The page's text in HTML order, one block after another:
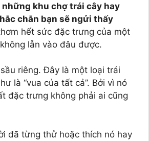
khu chợ trái cây hay
chắn bạn sẽ ngửi thấy
hết sức đặc trưng của một
lẫn vào đâu được.
riêng. Đây là một loại trái
là “vua của tất cả”. Bởi vì nó
đặc trưng không phải ai cũng
đã từng thử hoặc thích nó hay